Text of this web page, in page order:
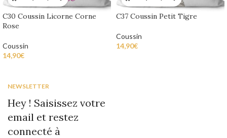
C30 Coussin Licorne Corne
Rose
Coussin
14,90€
C37 Coussin Petit Tigre
Coussin
14,90€
NEWSLETTER
Hey ! Saisissez votre
email et restez
connecté à